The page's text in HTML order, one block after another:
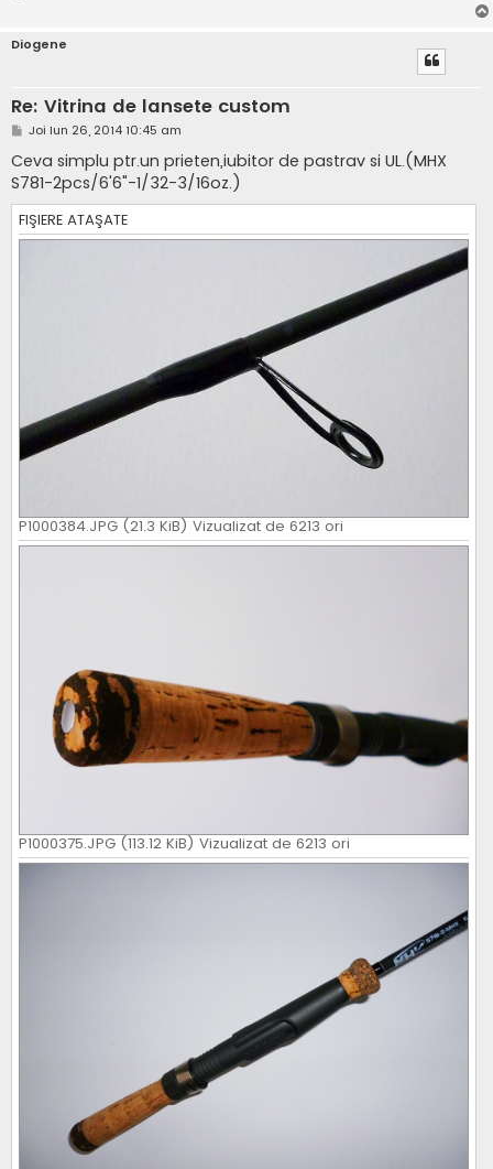
Diogene
Re: Vitrina de lansete custom
M
s
a
j
Joi Iun 26, 2014 10:45 am
Ceva simplu ptr.un prieten,iubitor de pastrav si UL.(MHX
S781-2pcs/6'6"-1/32-3/16oz.)
FIŞIERE ATAŞATE
P1000384.JPG (21.3 KiB) Vizualizat de 6213 ori
P1000375.JPG (113.12 KiB) Vizualizat de 6213 ori